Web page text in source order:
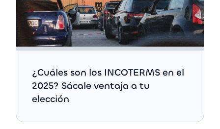
¿Cuáles son los INCOTERMS en el
2025? Sácale ventaja a tu
elección